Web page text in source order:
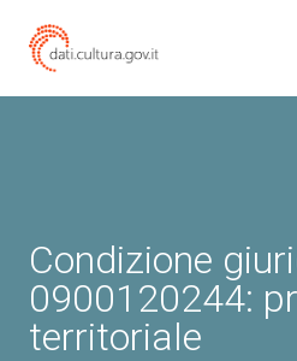
Condizione
0900120244:
territoriale